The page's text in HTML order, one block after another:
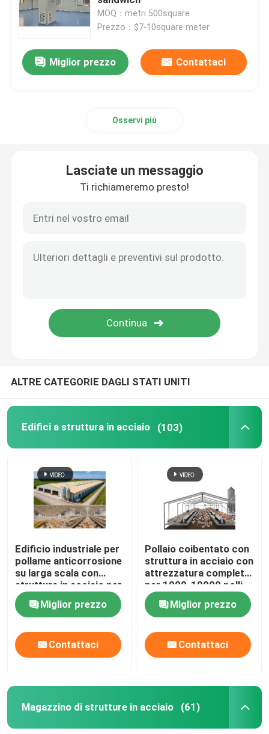
pannelli sandwich isolati
Magazzino d'acciaio prefabbricato
MOQ：metri 500square
Prezzo：$7-10square meter
Miglior prezzo Contattaci
Osservi più
Lasciate un messaggio
Ti richiameremo presto!
ALTRE CATEGORIE DAGLI STATI UNITI
Edifici a struttura in acciaio (103)
Edificio industriale per
pollame anticorrosione
su larga scala con
struttura in acciaio per
pollame per 200000
polli da carne
Miglior prezzo
Contattaci
Pollaio coibentato con
struttura in acciaio con
attrezzatura completa
per 1000-10000 polli
Miglior prezzo
Contattaci
Magazzino di strutture in acciaio (61)